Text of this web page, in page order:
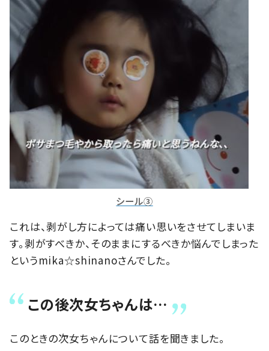
シール③
これは、剥がし方によっては痛い思いをさせてしまいま
す。剥がすべきか、そのままにするべきか悩んでしまった
というmika☆shinanoさんでした。
この後次女ちゃんは…
このときの次女ちゃんについて話を聞きました。